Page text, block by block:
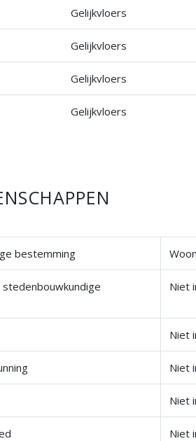
Gelijkvloers
Gelijkvloers
Gelijkvloers
Gelijkvloers
bestemming
Niet
Niet
Niet
Niet
Niet